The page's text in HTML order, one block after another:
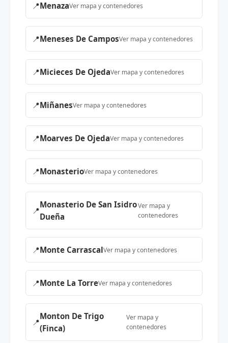
📍MenazaVer mapa y contenedores
📍Meneses De CamposVer mapa y contenedores
📍Micieces De OjedaVer mapa y contenedores
📍MiñanesVer mapa y contenedores
📍Moarves De OjedaVer mapa y contenedores
📍MonasterioVer mapa y contenedores
📍
Monasterio De San Isidro
Dueña
Ver mapa y
contenedores
📍Monte CarrascalVer mapa y contenedores
📍Monte La TorreVer mapa y contenedores
📍
Monton De Trigo
(Finca)
Ver mapa y
contenedores